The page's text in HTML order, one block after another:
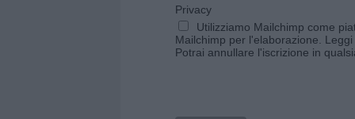
Privacy
Utilizziamo Mailchimp come
Mailchimp per l'elaborazione.
Potrai annullare l'iscrizione in